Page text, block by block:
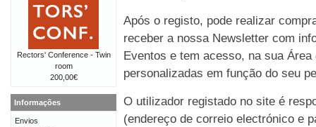
Após o registo, pode realizar
receber a nossa Newsletter com
Eventos e tem acesso, na sua
personalizadas em função do seu
O utilizador registado no site é
(endereço de correio electrónico e
Rectors' Conference - Twin
room
200,00€
Informações
Envios